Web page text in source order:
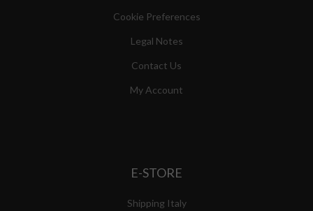
Cookie Preferences
Legal Notes
Contact Us
My Account
E-STORE
Shipping Italy